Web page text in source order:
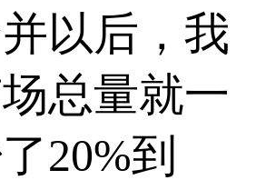
以后，我
总量就一
20%到